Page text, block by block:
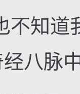
知道我
八脉